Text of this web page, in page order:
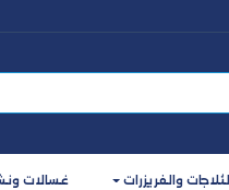
الثلاجات والفريزرات غسالات